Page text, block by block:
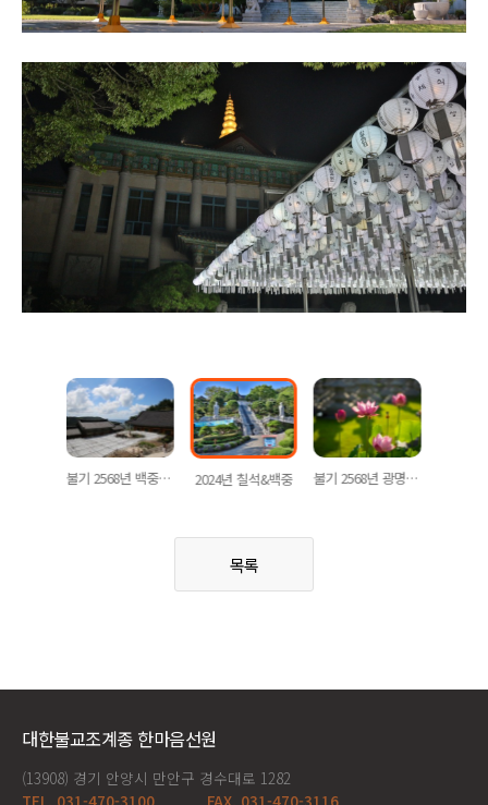
불기 2568년 백중 합동천도재, 점등식 2024년 칠석&백중 불기 2568년 광명선원 백중
목록
대한불교조계종 한마음선원
(13908) 경기 안양시 만안구 경수대로 1282